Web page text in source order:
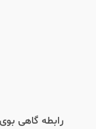
رابطه گاهی